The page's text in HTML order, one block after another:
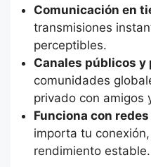
Comunicación en
transmisiones
perceptibles.
Canales públicos y
comunidades
privado con amigos
Funciona con
importa tu
rendimiento estable.